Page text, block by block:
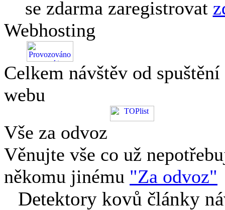
se zdarma zaregistrovat
Webhosting
Celkem návštěv od spuštění
webu
Vše za odvoz
Věnujte vše co už
někomu jinému "Za odvoz"
Detektory kovů články